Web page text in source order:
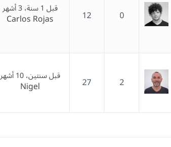
0
12 قبل 1 سنة، 3 أشهر
Carlos Rojas
2
27 قبل سنتين، 10 أشهر
Nigel